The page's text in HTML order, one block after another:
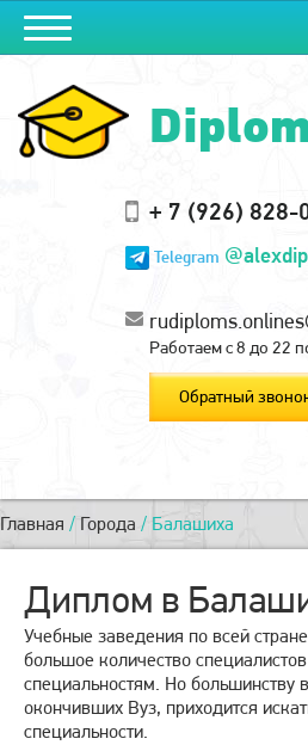
+ 7 (926) 828-
Telegram
Работаем с 8 до 22
Обратный
Главная / Города / Балашиха
Диплом в
Учебные заведения по всей
большое количество
специальностям. Но большинству
окончивших Вуз, приходится
специальности.